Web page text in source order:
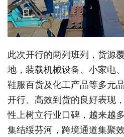
此次开行的两列班列，货源
地，装载机械设备、小家电
鞋服百货及化工产品等多元
开行、高效到货的良好表现
性上树立行业口碑，越来越
集结绥芬河，跨境通道集聚效